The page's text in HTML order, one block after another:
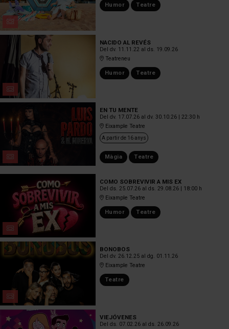
Humor Teatre
NACIDO AL REVÉS
Del dv. 11.11.22 al ds. 19.09.26
Teatreneu
Humor Teatre
EN TU MENTE
Del dv. 17.07.26al dv. 30.10.26| 22:30 h
Eixample Teatre
A partir de 16 anys
Màgia Teatre
COMO SOBREVIVIR A MIS EX
Del ds. 25.07.26al ds. 29.08.26| 18:00 h
Eixample Teatre
Humor Teatre
BONOBOS
Del dv. 26.12.25al dg. 01.11.26
Eixample Teatre
Teatre
VIEJÓVENES
Del ds. 07.02.26al ds. 26.09.26